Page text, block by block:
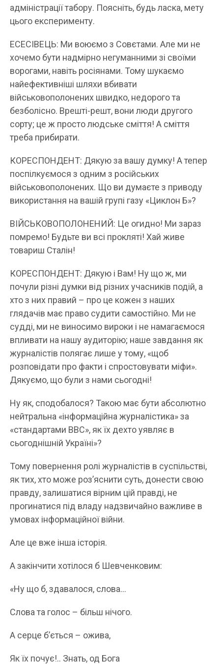
адміністрації табору. Поясніть, будь ласка, мету
цього експерименту.
ЕСЕСІВЕЦЬ: Ми воюємо з Совєтами. Але ми не
хочемо бути надмірно негуманними зі своїми
ворогами, навіть росіянами. Тому шукаємо
найефективніші шляхи вбивати
військовополонених швидко, недорого та
безболісно. Врешті-решт, вони люди другого
сорту; це ж просто людське сміття! А сміття
треба прибирати.
КОРЕСПОНДЕНТ: Дякую за вашу думку! А тепер
поспілкуємося з одним з російських
військовополонених. Що ви думаєте з приводу
використання на вашій групі газу «Циклон Б»?
ВІЙСЬКОВОПОЛОНЕНИЙ: Це огидно! Ми зараз
помремо! Будьте ви всі прокляті! Хай живе
товариш Сталін!
КОРЕСПОНДЕНТ: Дякую і Вам! Ну що ж, ми
почули різні думки від різних учасників подій, а
хто з них правий – про це кожен з наших
глядачів має право судити самостійно. Ми не
судді, ми не виносимо вироки і не намагаємося
впливати на нашу аудиторію; наше завдання як
журналістів полягає лише у тому, «щоб
розповідати про факти і спростовувати міфи».
Дякуємо, що були з нами сьогодні!
Ну як, сподобалося? Такою має бути абсолютно
нейтральна «інформаційна журналістика» за
«стандартами BBC», як їх дехто уявляє в
сьогоднішній Україні»?
Тому повернення ролі журналістів в суспільстві,
як тих, хто може роз’яснити суть, донести свою
правду, залишатися вірним цій правді, не
прогинатися під владу надзвичайно важливе в
умовах інформаційної війни.
Але це вже інша історія.
А закінчити хотілося б Шевченковим:
«Ну що б, здавалося, слова…
Слова та голос – більш нічого.
А серце б’ється – ожива,
Як їх почує!.. Знать, од Бога